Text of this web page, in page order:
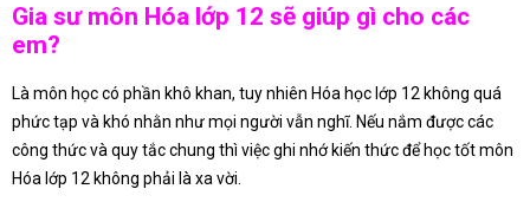
Gia sư môn Hóa lớp 12 sẽ giúp gì cho các
em?
Là môn học có phần khô khan, tuy nhiên Hóa học lớp 12 không quá
phức tạp và khó nhằn như mọi người vẫn nghĩ. Nếu nắm được các
công thức và quy tắc chung thì việc ghi nhớ kiến thức để học tốt môn
Hóa lớp 12 không phải là xa vời.